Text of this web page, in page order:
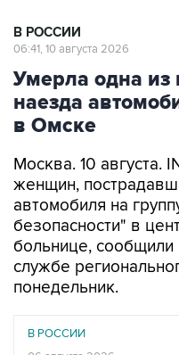
В РОССИИ
06:41, 10 августа 2026
Умерла одна из
наезда
в Омске
Москва. 10 августа.
женщин,
автомобиля на
безопасности" в
больнице,
службе
понедельник.
В РОССИИ